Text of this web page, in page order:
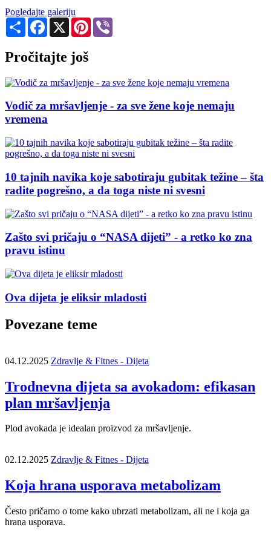
Pogledajte galeriju
Share Facebook
X Pinterest
Pročitajte još
Vodič za mršavljenje - za sve žene koje nemaju
vremena
10 tajnih navika koje sabotiraju gubitak težine – šta
radite pogrešno, a da toga niste ni svesni
Zašto svi pričaju o “NASA dijeti” - a retko ko zna
pravu istinu
Ova dijeta je eliksir mladosti
Povezane teme
04.12.2025 Zdravlje & Fitnes - Dijeta
Trodnevna dijeta sa avokadom: efikasan
plan mršavljenja
Plod avokada je idealan proizvod za mršavljenje.
02.12.2025 Zdravlje & Fitnes - Dijeta
Koja hrana usporava metabolizam
Često pričamo o tome kako ubrzati metabolizam, ali ne i koja ga
hrana usporava.